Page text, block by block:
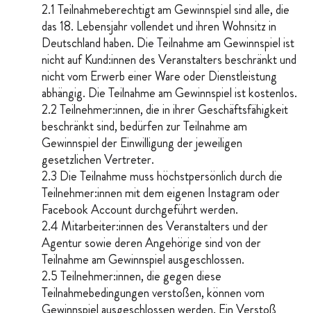
2.1 Teilnahmeberechtigt am Gewinnspiel sind alle, die
das 18. Lebensjahr vollendet und ihren Wohnsitz in
Deutschland haben. Die Teilnahme am Gewinnspiel ist
nicht auf Kund:innen des Veranstalters beschränkt und
nicht vom Erwerb einer Ware oder Dienstleistung
abhängig. Die Teilnahme am Gewinnspiel ist kostenlos.
2.2 Teilnehmer:innen, die in ihrer Geschäftsfähigkeit
beschränkt sind, bedürfen zur Teilnahme am
Gewinnspiel der Einwilligung der jeweiligen
gesetzlichen Vertreter.
2.3 Die Teilnahme muss höchstpersönlich durch die
Teilnehmer:innen mit dem eigenen Instagram oder
Facebook Account durchgeführt werden.
2.4 Mitarbeiter:innen des Veranstalters und der
Agentur sowie deren Angehörige sind von der
Teilnahme am Gewinnspiel ausgeschlossen.
2.5 Teilnehmer:innen, die gegen diese
Teilnahmebedingungen verstoßen, können vom